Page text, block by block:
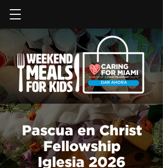
DAR AHORA
Pascua en Christ
Fellowship
Iglesia 2026